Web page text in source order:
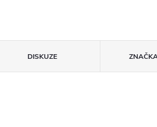
DISKUZE